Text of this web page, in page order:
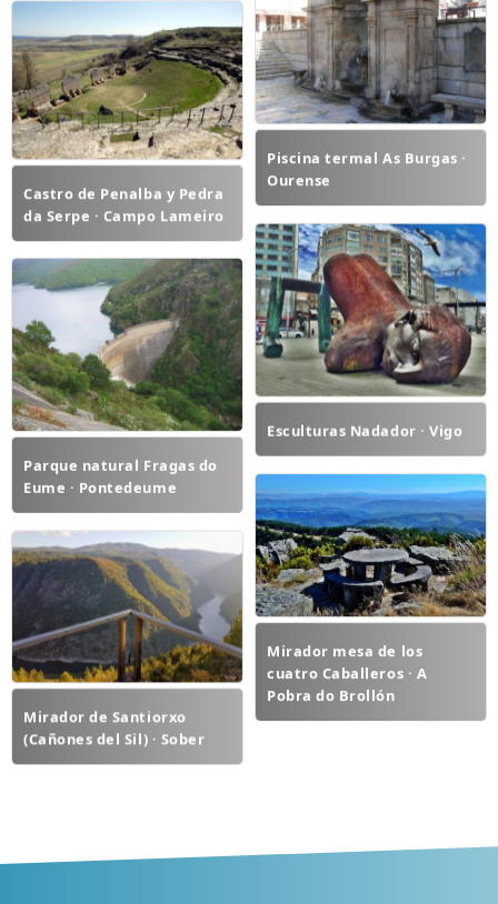
Piscina termal As Burgas ·
Ourense
Castro de Penalba y Pedra
da Serpe · Campo Lameiro
Esculturas Nadador · Vigo
Parque natural Fragas do
Eume · Pontedeume
Mirador mesa de los
cuatro Caballeros · A
Pobra do Brollón
Mirador de Santiorxo
(Cañones del Sil) · Sober